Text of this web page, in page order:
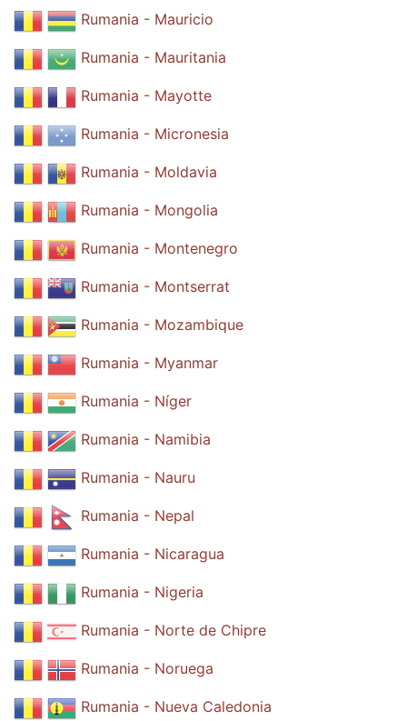
Rumania - Mauricio
Rumania - Mauritania
Rumania - Mayotte
Rumania - Micronesia
Rumania - Moldavia
Rumania - Mongolia
Rumania - Montenegro
Rumania - Montserrat
Rumania - Mozambique
Rumania - Myanmar
Rumania - Níger
Rumania - Namibia
Rumania - Nauru
Rumania - Nepal
Rumania - Nicaragua
Rumania - Nigeria
Rumania - Norte de Chipre
Rumania - Noruega
Rumania - Nueva Caledonia